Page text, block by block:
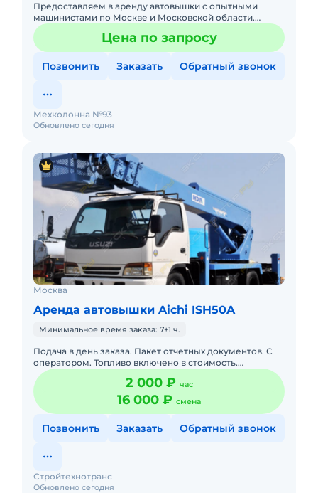
Предоставляем в аренду автовышки с опытными
машинистами по Москве и Московской области.
Любой вид аренды. Долгосрочный, краткосрочный
(почасовой, посменный) При
Цена по запросу
Позвонить Заказать Обратный звонок
Обновлено сегодня
Мехколонна №93
Москва
Аренда автовышки Aichi ISH50A
Минимальное время заказа: 7+1 ч.
Подача в день заказа. Пакет отчетных документов. С
оператором. Топливо включено в стоимость.
Долгосрочная аренда. Краткосрочная аренда. Техника
с малой наработк
2 000 ₽ час
16 000 ₽ смена
Позвонить Заказать Обратный звонок
Обновлено сегодня
Стройтехнотранс